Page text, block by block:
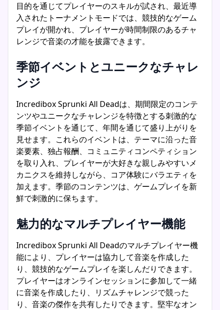
目的を通じてプレイヤーのスキルが試され、最近導
入されたトーナメントモードでは、競技的なゲーム
プレイが開かれ、プレイヤーが時間制限のあるチャ
レンジで音楽の才能を披露できます。
季節イベントとユニークなチャレ
ンジ
Incredibox Sprunki All Deadは、期間限定のコンテ
ンツやユニークなチャレンジを特徴とする刺激的な
季節イベントを通じて、年間を通じて盛り上がりを
見せます。これらのイベントは、テーマに沿った音
楽要素、独占報酬、コミュニティコンペティション
を取り入れ、プレイヤーが大好きな親しみやすいメ
カニクスを維持しながら、コア体験にバラエティを
加えます。季節のコンテンツは、ゲームプレイを新
鮮で刺激的に保ちます。
魅力的なマルチプレイヤー機能
Incredibox Sprunki All Deadのマルチプレイヤー機
能により、プレイヤーは協力して音楽を作成した
り、競技的なゲームプレイを楽しんだりできます。
プレイヤーはオンラインセッションに参加して一緒
に音楽を作成したり、リズムチャレンジで競った
り、音楽の傑作を共有したりできます。堅牢なオン